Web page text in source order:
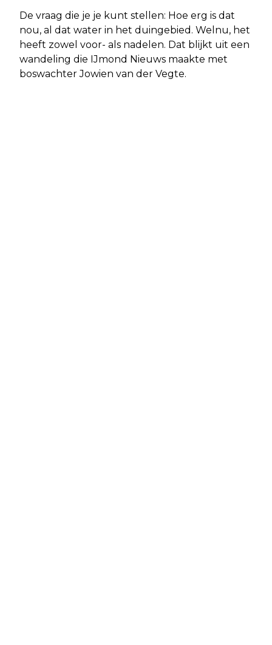
De vraag die je je kunt stellen: Hoe erg is dat
nou, al dat water in het duingebied. Welnu, het
heeft zowel voor- als nadelen. Dat blijkt uit een
wandeling die IJmond Nieuws maakte met
boswachter Jowien van der Vegte.